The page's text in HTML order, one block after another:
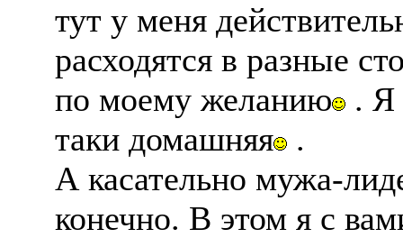
тут у меня
расходятся в разные
по моему желанию
. Я
таки домашняя
.
А касательно мужа-
конечно. В этом я с